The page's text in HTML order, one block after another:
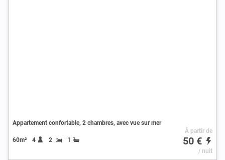
Appartement confortable, 2 chambres, avec vue sur mer
60m² 4 2 1
À partir de
50 €
/ nuit